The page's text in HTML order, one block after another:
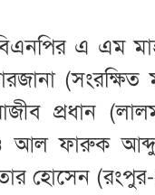
এ এম
প্রধান
আল ফারুক
হোসেন